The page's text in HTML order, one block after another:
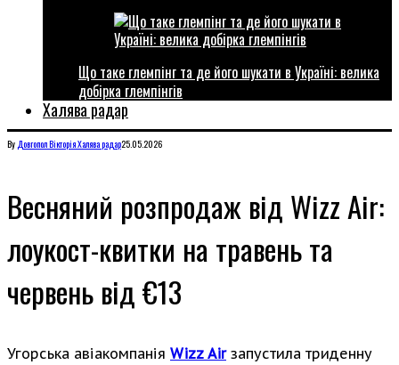
Що таке глемпінг та де його шукати в Україні: велика
добірка глемпінгів
Халява радар
ByДовгопол ВікторіяХалява радар25.05.2026
Весняний розпродаж від Wizz Air:
лоукост-квитки на травень та
червень від €13
Угорська авіакомпанія Wizz Airзапустила триденну